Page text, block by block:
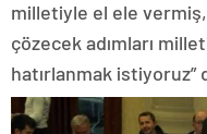
milletiyle el ele
çözecek adımları
hatırlanmak istiyoruz”